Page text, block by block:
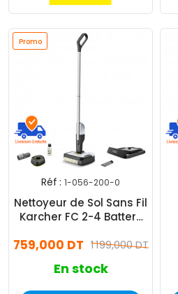
Promo
Réf : 1-056-200-0
Nettoyeur de Sol Sans Fil
Karcher FC 2-4 Battery
1 199,000 DT
759,000 DT
En stock